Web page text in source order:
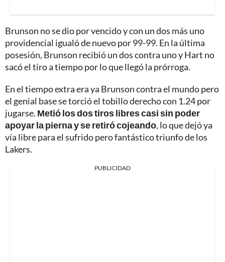
Brunson no se dio por vencido y con un dos más uno
providencial igualó de nuevo por 99-99. En la última
posesión, Brunson recibió un dos contra uno y Hart no
sacó el tiro a tiempo por lo que llegó la prórroga.
En el tiempo extra era ya Brunson contra el mundo pero
el genial base se torció el tobillo derecho con 1.24 por
jugarse. Metió los dos tiros libres casi sin poder
apoyar la pierna y se retiró cojeando, lo que dejó ya
vía libre para el sufrido pero fantástico triunfo de los
Lakers.
PUBLICIDAD